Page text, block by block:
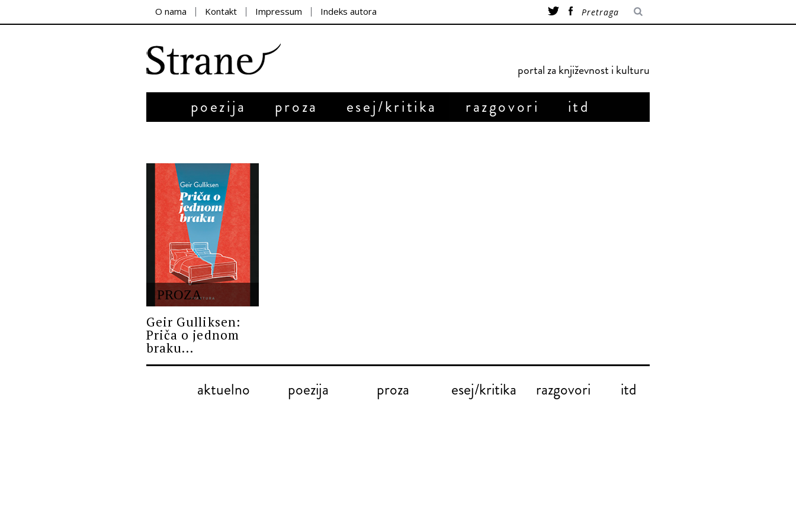
O nama Kontakt Impressum Indeks autora
portal za književnost i kulturu
poezija proza esej/kritika razgovori itd
PROZA
Geir Gulliksen:
Priča o jednom
braku...
aktuelno poezija proza esej/kritika razgovori itd